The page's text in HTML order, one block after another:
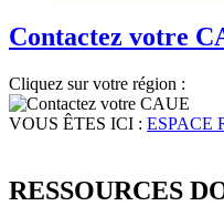
Contactez votre
Cliquez sur votre région :
VOUS ÊTES ICI : ESPACE
RESSOURCES